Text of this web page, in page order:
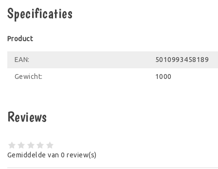
Specificaties
Product
EAN: 5010993458189
Gewicht: 1000
Reviews
Gemiddelde van 0 review(s)